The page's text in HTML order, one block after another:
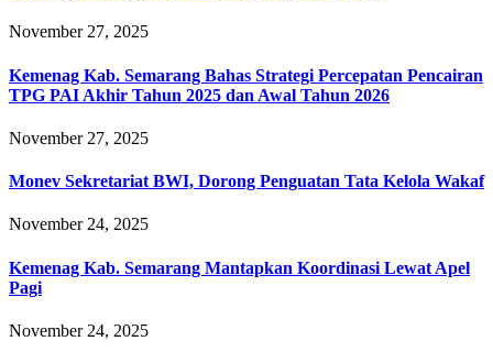
November 27, 2025
Kemenag Kab. Semarang Bahas Strategi Percepatan Pencairan
TPG PAI Akhir Tahun 2025 dan Awal Tahun 2026
November 27, 2025
Monev Sekretariat BWI, Dorong Penguatan Tata Kelola Wakaf
November 24, 2025
Kemenag Kab. Semarang Mantapkan Koordinasi Lewat Apel
Pagi
November 24, 2025